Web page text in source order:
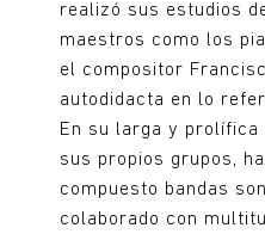
realizó sus estudios
maestros como los
el compositor
autodidacta en lo
En su larga y
sus propios grupos,
compuesto bandas
colaborado con